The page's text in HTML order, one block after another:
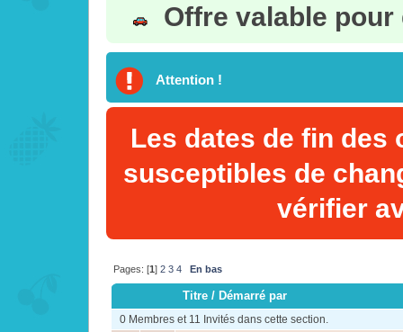
Offre valable
Attention !
Les dates de fin
susceptibles de
vérifier
Pages: [1]2 3 4 En bas
Titre / Démarré par
0 Membres et 11 Invités dans cette section.